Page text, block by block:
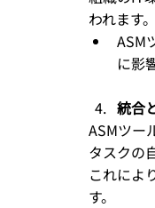
われます。
ASM
に影
統合
ASMツー
タスクの
これによ
す。